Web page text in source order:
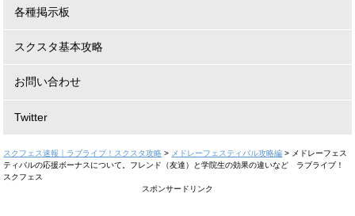
各種掲示板
スクスタ基本攻略
お問い合わせ
Twitter
スクフェス速報｜ラブライブ！スクスタ攻略 > メドレーフェスティバル攻略編 > メドレーフェス
ティバルの応援ボーナスについて。フレンド（友達）と学院生の効果の違いなど ラブライブ！
スクフェス
スポンサードリンク